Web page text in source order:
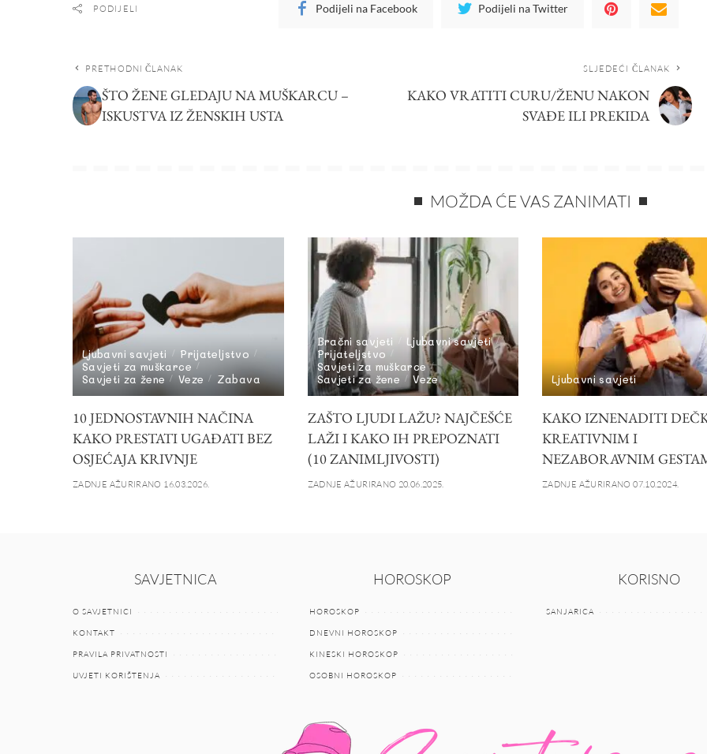
PODIJELI Podijeli na Facebook Podijeli na Twitter
PRETHODNI ČLANAK
ŠTO ŽENE GLEDAJU NA MUŠKARCU –
ISKUSTVA IZ ŽENSKIH USTA
SLJEDEĆI ČLANAK
KAKO VRATITI CURU/ŽENU NAKON
SVAĐE ILI PREKIDA
MOŽDA ĆE VAS ZANIMATI
Ljubavni savjeti
Prijateljstvo
Savjeti za muškarce
Savjeti za žene
Veze Zabava
10 JEDNOSTAVNIH NAČINA
KAKO PRESTATI UGAĐATI BEZ
OSJEĆAJA KRIVNJE
ZADNJE AŽURIRANO 16.03.2026.
Bračni savjeti
Ljubavni savjeti
Prijateljstvo
Savjeti za muškarce
Savjeti za žene
Veze
ZAŠTO LJUDI LAŽU? NAJČEŠĆE
LAŽI I KAKO IH PREPOZNATI
(10 ZANIMLJIVOSTI)
ZADNJE AŽURIRANO 20.06.2025.
Ljubavni savjeti
KAKO IZNENADITI
KREATIVNIM I
NEZABORAVNIM
ZADNJE AŽURIRANO 07.10.2024.
SAVJETNICA
O SAVJETNICI
KONTAKT
PRAVILA PRIVATNOSTI
UVJETI KORIŠTENJA
HOROSKOP
HOROSKOP
DNEVNI HOROSKOP
KINESKI HOROSKOP
OSOBNI HOROSKOP
KORISNO
SANJARICA